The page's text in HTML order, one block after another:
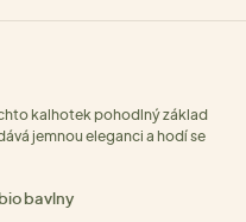
kalhotek pohodlný základ
jemnou eleganci a hodí se
bavlny